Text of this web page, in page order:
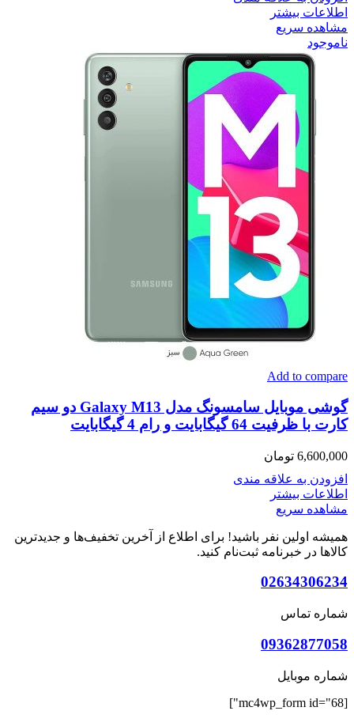
اطلاعات بیشتر
مشاهده سریع
ناموجود
Add to compare
گوشی موبایل سامسونگ مدل Galaxy M13 دو سیم
کارت با ظرفیت 64 گیگابایت و رام 4 گیگابایت
6,600,000 تومان
افزودن به علاقه مندی
اطلاعات بیشتر
مشاهده سریع
همیشه اولین نفر باشید! برای اطلاع از آخرین تخفیف‌ها و جدیدترین
کالاها در خبرنامه ثبت‌نام کنید.
02634306234
شماره تماس
09362877058
شماره موبایل
[mc4wp_form id="68"]